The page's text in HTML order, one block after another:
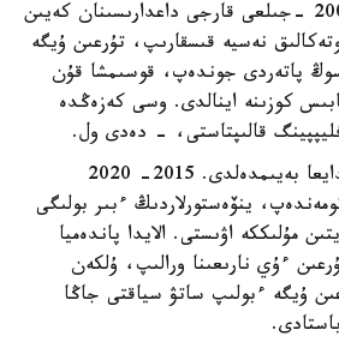
- نارىقتاعى جاعداي 2008 -جىلعى قارجى داعدارىسىنان كەيىن
نەسيە قىسقارىپ، تۇرعىن ۇيگە
پاتەردى جوندەپ، قوسىمشا قۇن
كوزىنە اينالدى. وسى كەزەڭدە
قالىپتاستى، - دەدى ول.
كەيىن نارىق جاڭا جاعدايعا بەيىمدەلدى. 2015- 2020
ينۆەستورلاردىڭ ءبىر بولىگى
مۇلىككە اۋىستى. الايدا پاندەميا
ءۇي نارىعىنا ورالىپ، ۇلكەن
ۇيگە ءبولىپ ساتۋ سياقتى جاڭا